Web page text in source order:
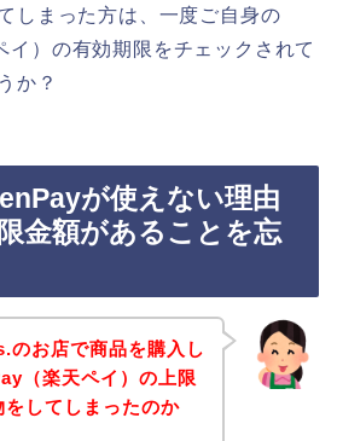
しまった方は、一度ご自身の
イ）の有効期限をチェックされて
か？
が使えない理由
金額があることを忘
のお店で商品を購入し
（楽天ペイ）の上限
してしまったのか